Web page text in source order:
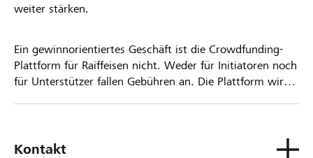
weiter stärken.
Ein gewinnorientiertes Geschäft ist die Crowdfunding-
Plattform für Raiffeisen nicht. Weder für Initiatoren noch
für Unterstützer fallen Gebühren an. Die Plattform wird
Kontakt